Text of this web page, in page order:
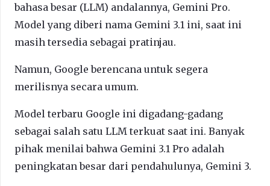
bahasa besar (LLM) andalannya, Gemini Pro.
Model yang diberi nama Gemini 3.1 ini, saat ini
masih tersedia sebagai pratinjau.
Namun, Google berencana untuk segera
merilisnya secara umum.
Model terbaru Google ini digadang-gadang
sebagai salah satu LLM terkuat saat ini. Banyak
pihak menilai bahwa Gemini 3.1 Pro adalah
peningkatan besar dari pendahulunya, Gemini 3.